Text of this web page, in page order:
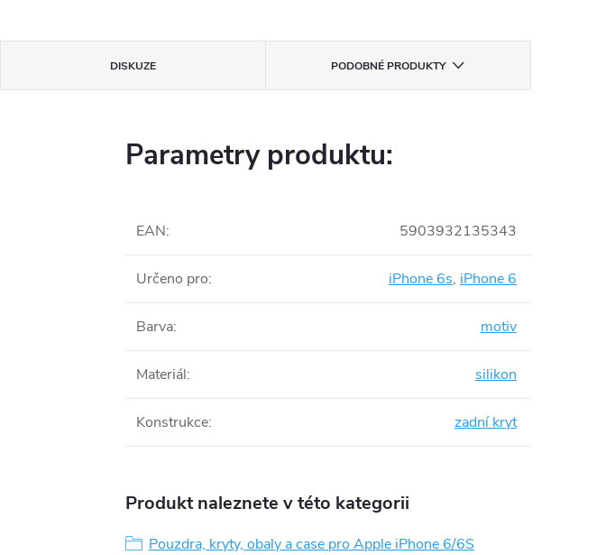
DISKUZE PODOBNÉ PRODUKTY
Parametry produktu:
EAN: 5903932135343
Určeno pro: iPhone 6s, iPhone 6
Barva: motiv
Materiál: silikon
Konstrukce: zadní kryt
Produkt naleznete v této kategorii
Pouzdra, kryty, obaly a case pro Apple iPhone 6/6S